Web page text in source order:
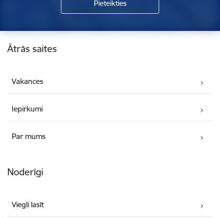
Kājene
Ātrās saites
Vakances
Iepirkumi
Par mums
Noderīgi
Viegli lasīt